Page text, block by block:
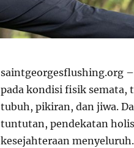
saintgeorgesflushing.org
pada kondisi fisik semata,
tubuh, pikiran, dan jiwa.
tuntutan, pendekatan
kesejahteraan